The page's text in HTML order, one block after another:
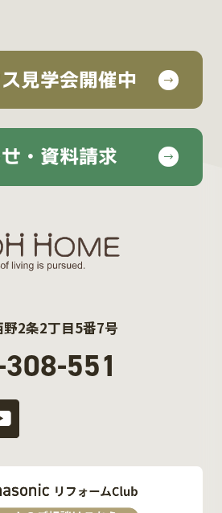
見学会開催中
・資料請求
2条2丁目5番7号
551